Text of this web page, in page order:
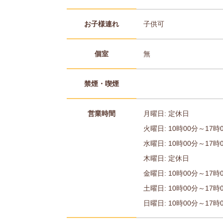
お子様連れ 子供可
個室 無
禁煙・喫煙
営業時間
月曜日: 定休日
火曜日: 10時00分～17時
水曜日: 10時00分～17時
木曜日: 定休日
金曜日: 10時00分～17時
土曜日: 10時00分～17時
日曜日: 10時00分～17時